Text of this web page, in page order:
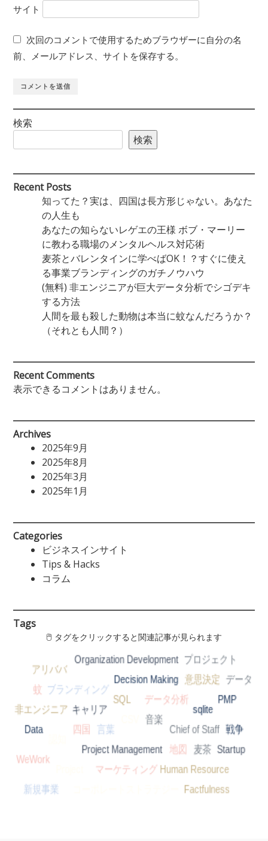
サイト
次回のコメントで使用するためブラウザーに自分の名
前、メールアドレス、サイトを保存する。
検索
検索
Recent Posts
知ってた？実は、四国は長方形じゃない。あなた
の人生も
あなたの知らないレゲエの王様 ボブ・マーリー
に教わる職場のメンタルヘルス対応術
麦茶とバレンタインに学べばOK！？すぐに使え
る事業ブランディングのガチノウハウ
(無料) 非エンジニアが巨大データ分析でシゴデキ
する方法
人間を最も殺した動物は本当に蚊なんだろうか？
（それとも人間？）
Recent Comments
表示できるコメントはありません。
Archives
2025年9月
2025年8月
2025年3月
2025年1月
Categories
ビジネスインサイト
Tips & Hacks
コラム
Tags
🖱 タグをクリックすると関連記事が見られます